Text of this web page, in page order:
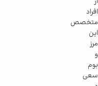
افراد
متخصص
این
مرز
و
بوم
سعی